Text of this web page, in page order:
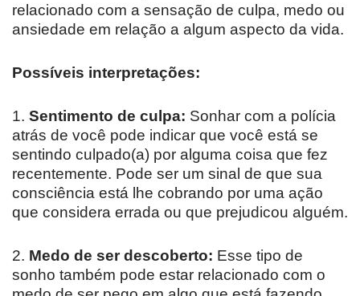
relacionado com a sensação de culpa, medo ou
ansiedade em relação a algum aspecto da vida.
Possíveis interpretações:
1. Sentimento de culpa: Sonhar com a polícia
atrás de você pode indicar que você está se
sentindo culpado(a) por alguma coisa que fez
recentemente. Pode ser um sinal de que sua
consciência está lhe cobrando por uma ação
que considera errada ou que prejudicou alguém.
2. Medo de ser descoberto: Esse tipo de
sonho também pode estar relacionado com o